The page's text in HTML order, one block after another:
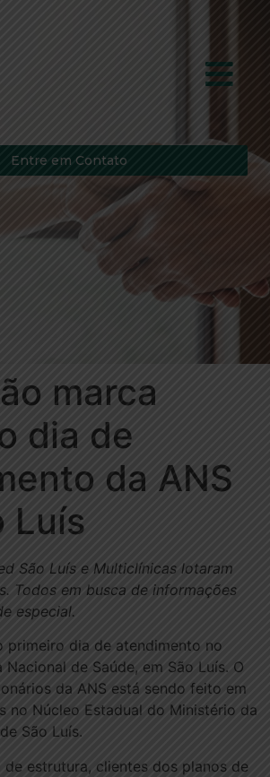
Entre em Contato
marca
dia de
da ANS
Luís
São Luís e Multiclínicas lotaram
Todos em busca de informações
especial.
primeiro dia de atendimento no
de Saúde, em São Luís. O
da ANS está sendo feito em
no Núcleo Estadual do Ministério da
São Luís.
estrutura, clientes dos planos de